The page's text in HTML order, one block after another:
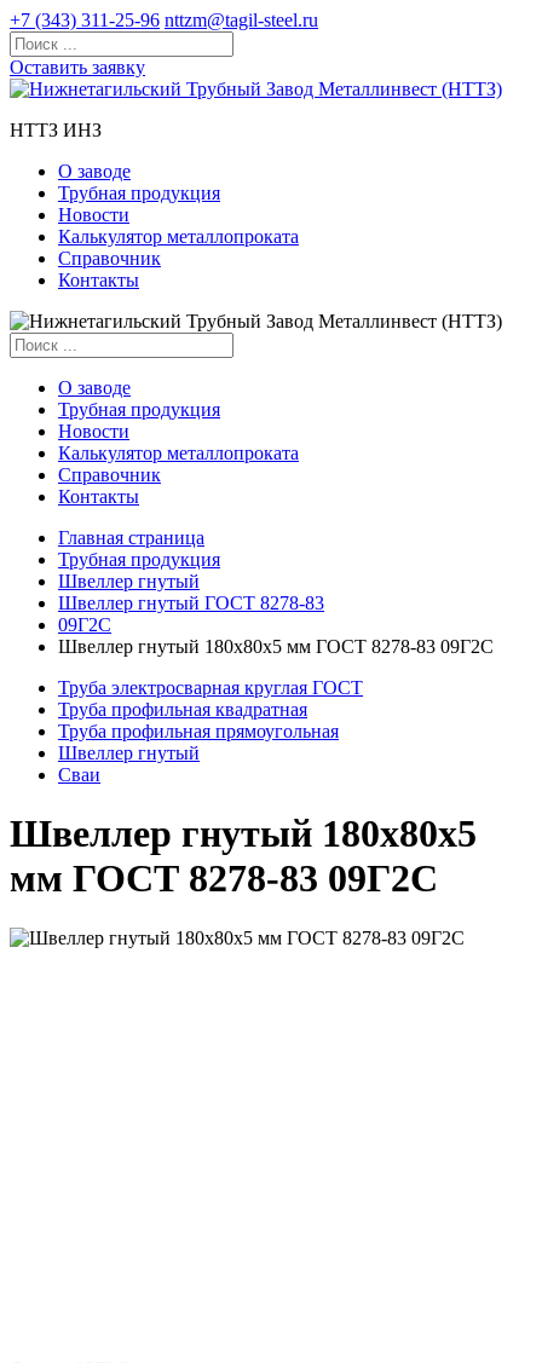
+7 (343) 311-25-96 nttzm@tagil-steel.ru
Оставить заявку
НТТЗ ИНЗ
О заводе
Трубная продукция
Новости
Калькулятор металлопроката
Справочник
Контакты
О заводе
Трубная продукция
Новости
Калькулятор металлопроката
Справочник
Контакты
Главная страница
Трубная продукция
Швеллер гнутый
Швеллер гнутый ГОСТ 8278-83
09Г2С
Швеллер гнутый 180x80x5 мм ГОСТ 8278-83 09Г2С
Труба электросварная круглая ГОСТ
Труба профильная квадратная
Труба профильная прямоугольная
Швеллер гнутый
Сваи
Швеллер гнутый 180x80x5
мм ГОСТ 8278-83 09Г2С